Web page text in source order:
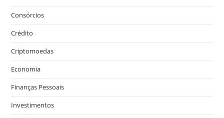
Consórcios
Crédito
Criptomoedas
Economia
Finanças Pessoais
Investimentos